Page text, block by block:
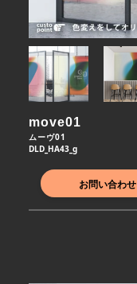
move01
ムーヴ01
DLD_HA43_g
お問い合わせ